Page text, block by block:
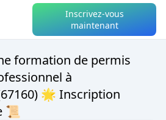
Inscrivez-vous
maintenant
formation de permis
à
🌟 Inscription
📜